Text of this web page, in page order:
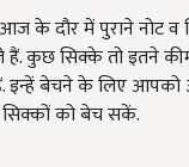
के दौर में पुराने नोट व
हैं. कुछ सिक्के तो इतने
बेचने के लिए आपको
सिक्कों को बेच सकें.